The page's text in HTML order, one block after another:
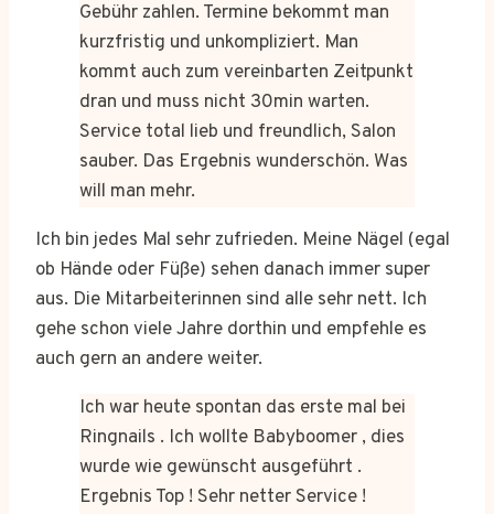
Gebühr zahlen. Termine bekommt man
kurzfristig und unkompliziert. Man
kommt auch zum vereinbarten Zeitpunkt
dran und muss nicht 30min warten.
Service total lieb und freundlich, Salon
sauber. Das Ergebnis wunderschön. Was
will man mehr.
Ich bin jedes Mal sehr zufrieden. Meine Nägel (egal
ob Hände oder Füße) sehen danach immer super
aus. Die Mitarbeiterinnen sind alle sehr nett. Ich
gehe schon viele Jahre dorthin und empfehle es
auch gern an andere weiter.
Ich war heute spontan das erste mal bei
Ringnails . Ich wollte Babyboomer , dies
wurde wie gewünscht ausgeführt .
Ergebnis Top ! Sehr netter Service !